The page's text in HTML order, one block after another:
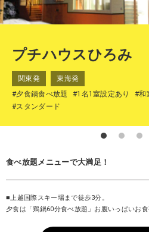
プチハウスひろみ
関東発
東海発
#夕食鍋食べ放題
#1名1室設定あり #和
#スタンダード
食べ放題メニューで大満足！
■上越国際スキー場まで徒歩3分。
夕食は「鶏鍋60分食べ放題」お腹いっぱいお